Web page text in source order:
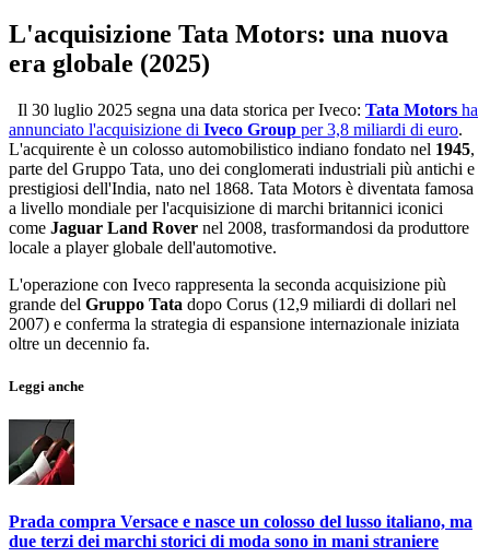
L'acquisizione Tata Motors: una nuova
era globale (2025)
Il 30 luglio 2025 segna una data storica per Iveco: Tata Motors ha
annunciato l'acquisizione di Iveco Group per 3,8 miliardi di euro.
L'acquirente è un colosso automobilistico indiano fondato nel 1945,
parte del Gruppo Tata, uno dei conglomerati industriali più antichi e
prestigiosi dell'India, nato nel 1868. Tata Motors è diventata famosa
a livello mondiale per l'acquisizione di marchi britannici iconici
come Jaguar Land Rover nel 2008, trasformandosi da produttore
locale a player globale dell'automotive.
L'operazione con Iveco rappresenta la seconda acquisizione più
grande del Gruppo Tata dopo Corus (12,9 miliardi di dollari nel
2007) e conferma la strategia di espansione internazionale iniziata
oltre un decennio fa.
Leggi anche
Prada compra Versace e nasce un colosso del lusso italiano, ma
due terzi dei marchi storici di moda sono in mani straniere